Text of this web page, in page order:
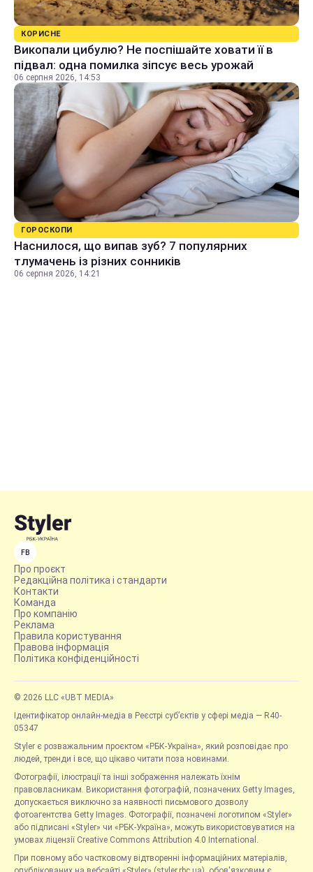
КОРИСНЕ
Викопали цибулю? Не поспішайте ховати її в
підвал: одна помилка зіпсує весь урожай
06 серпня 2026, 14:53
ГОРОСКОПИ
Наснилося, що випав зуб? 7 популярних
тлумачень із різних сонників
06 серпня 2026, 14:21
FB
Про проєкт
Редакційна політика і стандарти
Контакти
Команда
Про компанію
Реклама
Правила користування
Правова інформація
Політика конфіденційності
© 2026 LLC «UBT MEDIA»
Ідентифікатор онлайн-медіа в Реєстрі суб’єктів у сфері медіа — R40-
05347
Styler є розважальним проєктом «РБК-Україна», який розповідає про
людей, тренди і все, що цікаво читати поза новинами.
Фотографії, ілюстрації та інші зображення належать їхнім
правовласникам. Використання фотографій, позначених Getty Images,
допускається виключно за наявності письмового дозволу
фотоагентства Getty Images. Фотографії, позначені логотипом «Styler»
або підписані «Styler» чи «РБК-Україна», можуть використовуватися на
умовах ліцензії Creative Commons Attribution 4.0 International.
При повному або частковому відтворенні інформаційних матеріалів,